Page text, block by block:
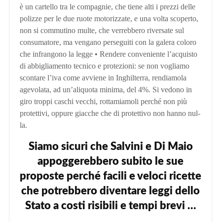
è un cartello tra le compagnie, che tiene alti i prezzi delle
po­lizze per le due ruote motorizzate, e una volta scoperto,
non si commutino multe, che verreb­bero riversate sul
consumatore, ma vengano perseguiti con la galera coloro
che infrangono la legge • Rendere conveniente l’acquisto
di abbiglia­mento tecnico e protezioni: se non vogliamo
scontare l’iva come avviene in Inghilterra, ren­diamola
agevolata, ad un’aliquota minima, del 4%. Si vedono in
giro troppi caschi vecchi, rottamiamoli perché non più
protettivi, op­pure giacche che di protettivo non hanno nul­
la.
Siamo sicuri che Salvini e Di Maio
appoggerebbero subito le sue
proposte perché facili e veloci ricette
che potrebbero diventare leggi dello
Stato a costi risibili e tempi brevi …